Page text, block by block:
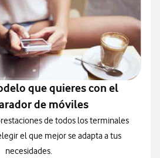
que quieres con el
de móviles
de todos los terminales
el que mejor se adapta a tus
necesidades.